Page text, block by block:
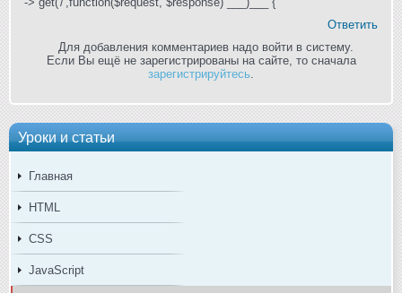
Уроки и статьи
Главная
HTML
CSS
JavaScript
Ответить
Для добавления комментариев надо войти в систему.
Если Вы ещё не зарегистрированы на сайте, то сначала
зарегистрируйтесь